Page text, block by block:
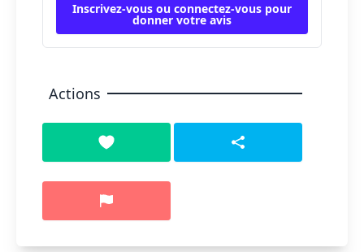
Inscrivez-vous ou connectez-vous pour
donner votre avis
Actions